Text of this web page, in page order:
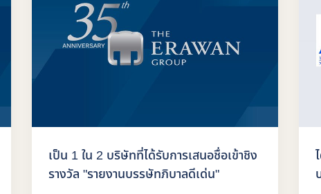
เป็น 1 ใน 2 บริษัทที่ได้รับการเสนอชื่อเข้าชิง
รางวัล "รายงานบรรษัทภิบาลดีเด่น"